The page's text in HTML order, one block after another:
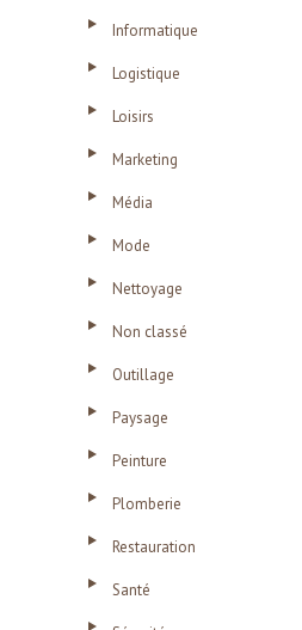
Informatique
Logistique
Loisirs
Marketing
Média
Mode
Nettoyage
Non classé
Outillage
Paysage
Peinture
Plomberie
Restauration
Santé